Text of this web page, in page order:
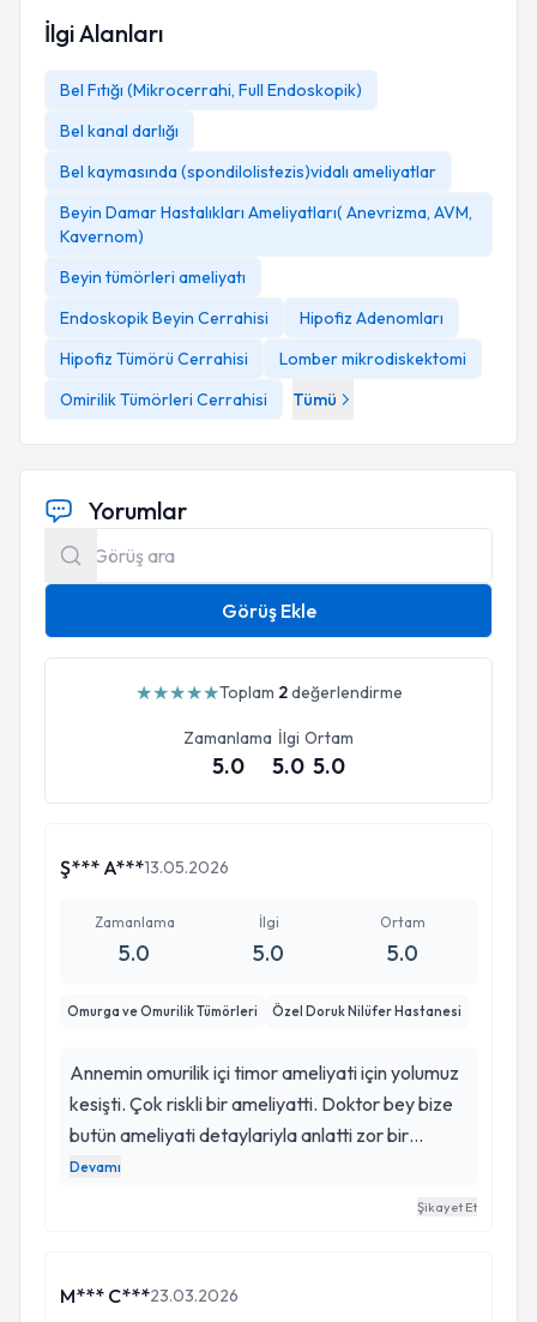
İlgi Alanları
Bel Fıtığı (Mikrocerrahi, Full Endoskopik)
Bel kanal darlığı
Bel kaymasında (spondilolistezis)vidalı ameliyatlar
Beyin Damar Hastalıkları Ameliyatları( Anevrizma, AVM,
Kavernom)
Beyin tümörleri ameliyatı
Endoskopik Beyin Cerrahisi
Hipofiz Adenomları
Hipofiz Tümörü Cerrahisi
Lomber mikrodiskektomi
Omirilik Tümörleri Cerrahisi
Tümü
Yorumlar
Görüş Ekle
★★★★★Toplam 2değerlendirme
Zamanlama
5.0
İlgi
5.0
Ortam
5.0
Ş*** A***13.05.2026
Zamanlama
5.0
İlgi
5.0
Ortam
5.0
Omurga ve Omurilik Tümörleri Özel Doruk Nilüfer Hastanesi
Annemin omurilik içi timor ameliyati için yolumuz
kesişti. Çok riskli bir ameliyatti. Doktor bey bize
butün ameliyati detaylariyla anlatti zor bir
ameliyat olduğunu felç riskininde olduğunu
belirtti. Ama bunlari anlatirken bizde oluşturduğu
bugun ameliyattan sonraki 15. Gün annem kendi
Devamı
Şikayet Et
M*** C***23.03.2026